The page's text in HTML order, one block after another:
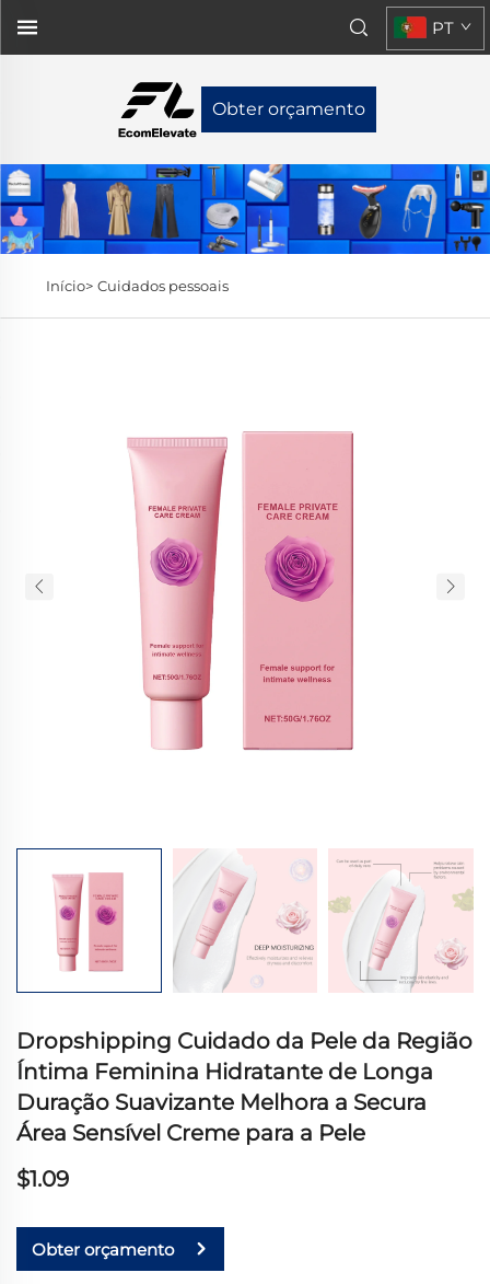
Obter orçamento
PT
Início> Cuidados pessoais
Dropshipping Cuidado da Pele da Região
Íntima Feminina Hidratante de Longa
Duração Suavizante Melhora a Secura
Área Sensível Creme para a Pele
$1.09
Obter orçamento